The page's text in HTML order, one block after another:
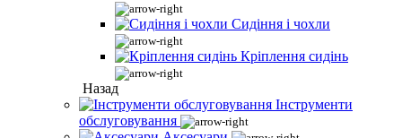
Сидіння і чохли
Кріплення сидінь
Назад
Інструменти
обслуговування